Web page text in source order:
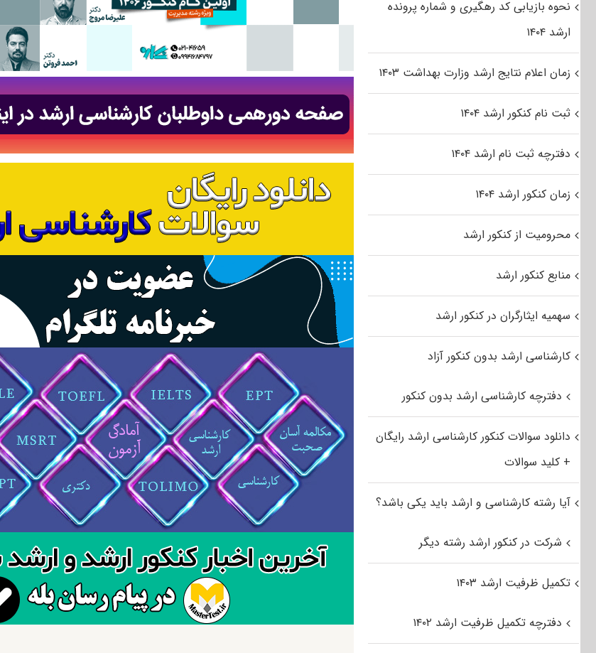
نحوه بازیابی کد رهگیری و شماره پرونده
ارشد ۱۴۰۴
زمان اعلام نتایج ارشد وزارت بهداشت ۱۴۰۳
ثبت نام کنکور ارشد ۱۴۰۴
دفترچه ثبت نام ارشد ۱۴۰۴
زمان کنکور ارشد ۱۴۰۴
محرومیت از کنکور ارشد
منابع کنکور ارشد
سهمیه ایثارگران در کنکور ارشد
کارشناسی ارشد بدون کنکور آزاد
دفترچه کارشناسی ارشد بدون کنکور
دانلود سوالات کنکور کارشناسی ارشد رایگان
+ کلید سوالات
آیا رشته کارشناسی و ارشد باید یکی باشد؟
شرکت در کنکور ارشد رشته دیگر
تکمیل ظرفیت ارشد ۱۴۰۳
دفترچه تکمیل ظرفیت ارشد ۱۴۰۲